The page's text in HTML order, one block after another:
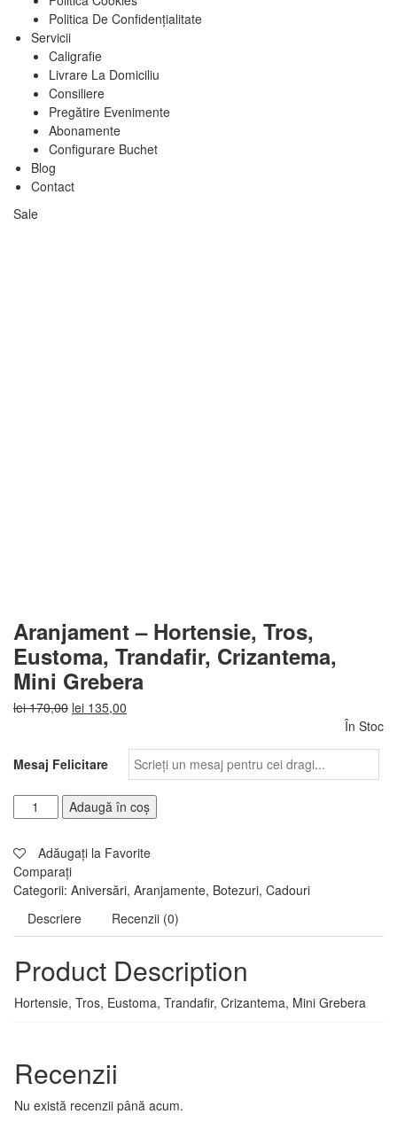
Politica De Confidențialitate
Servicii
Caligrafie
Livrare La Domiciliu
Consiliere
Pregătire Evenimente
Abonamente
Configurare Buchet
Blog
Contact
Sale
Aranjament – Hortensie, Tros,
Eustoma, Trandafir, Crizantema,
Mini Grebera
lei170,00 Prețul
fost:
lei 170,00.
lei 135,00
lei 135,00.
În Stoc
Mesaj Felicitare
Adaugă în coș
Adăugați la Favorite
Comparați
Categorii: Aniversări, Aranjamente, Botezuri, Cadouri
Descriere
Recenzii (0)
Product Description
Hortensie, Tros, Eustoma, Trandafir, Crizantema, Mini Grebera
Recenzii
Nu există recenzii până acum.